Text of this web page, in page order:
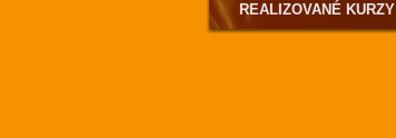
REALIZOVANÉ KURZY